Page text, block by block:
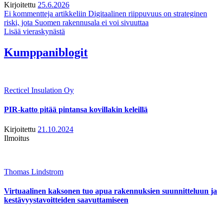
Kirjoitettu 25.6.2026
Ei kommentteja artikkeliin Digitaalinen riippuvuus on strateginen
riski, jota Suomen rakennusala ei voi sivuuttaa
Lisää vieraskynästä
Kumppaniblogit
Recticel Insulation Oy
PIR-katto pitää pintansa kovillakin keleillä
Kirjoitettu 21.10.2024
Ilmoitus
Thomas Lindstrom
Virtuaalinen kaksonen tuo apua rakennuksien suunnitteluun ja
kestävyystavoitteiden saavuttamiseen